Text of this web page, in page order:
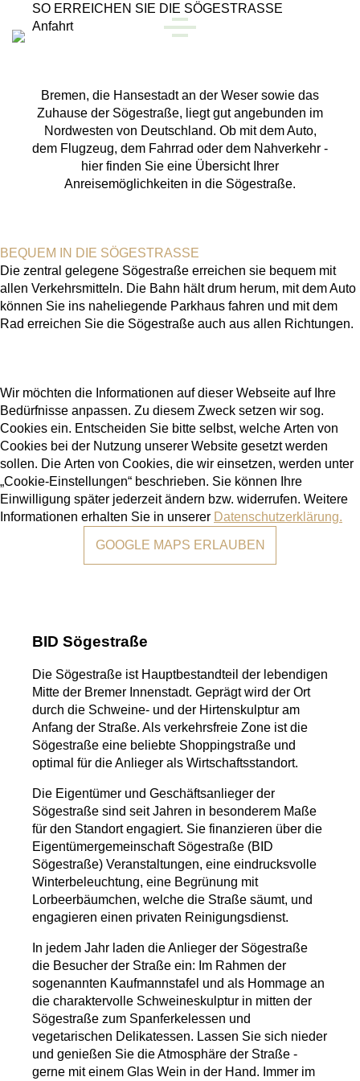
Skip to main content
MENU
SO ERREICHEN SIE DIE SÖGESTRASSE
Anfahrt
Bremen, die Hansestadt an der Weser sowie das
Zuhause der Sögestraße, liegt gut angebunden im
Nordwesten von Deutschland. Ob mit dem Auto,
dem Flugzeug, dem Fahrrad oder dem Nahverkehr -
hier finden Sie eine Übersicht Ihrer
Anreisemöglichkeiten in die Sögestraße.
BEQUEM IN DIE SÖGESTRASSE
Die zentral gelegene Sögestraße erreichen sie bequem mit
allen Verkehrsmitteln. Die Bahn hält drum herum, mit dem Auto
können Sie ins naheliegende Parkhaus fahren und mit dem
Rad erreichen Sie die Sögestraße auch aus allen Richtungen.
Wir möchten die Informationen auf dieser Webseite auf Ihre
Bedürfnisse anpassen. Zu diesem Zweck setzen wir sog.
Cookies ein. Entscheiden Sie bitte selbst, welche Arten von
Cookies bei der Nutzung unserer Website gesetzt werden
sollen. Die Arten von Cookies, die wir einsetzen, werden unter
„Cookie-Einstellungen“ beschrieben. Sie können Ihre
Einwilligung später jederzeit ändern bzw. widerrufen. Weitere
Informationen erhalten Sie in unserer Datenschutzerklärung.
GOOGLE MAPS ERLAUBEN
BID Sögestraße
Die Sögestraße ist Hauptbestandteil der lebendigen
Mitte der Bremer Innenstadt. Geprägt wird der Ort
durch die Schweine- und der Hirtenskulptur am
Anfang der Straße. Als verkehrsfreie Zone ist die
Sögestraße eine beliebte Shoppingstraße und
optimal für die Anlieger als Wirtschaftsstandort.
Die Eigentümer und Geschäftsanlieger der
Sögestraße sind seit Jahren in besonderem Maße
für den Standort engagiert. Sie finanzieren über die
Eigentümergemeinschaft Sögestraße (BID
Sögestraße) Veranstaltungen, eine eindrucksvolle
Winterbeleuchtung, eine Begrünung mit
Lorbeerbäumchen, welche die Straße säumt, und
engagieren einen privaten Reinigungsdienst.
In jedem Jahr laden die Anlieger der Sögestraße
die Besucher der Straße ein: Im Rahmen der
sogenannten Kaufmannstafel und als Hommage an
die charaktervolle Schweineskulptur in mitten der
Sögestraße zum Spanferkelessen und
vegetarischen Delikatessen. Lassen Sie sich nieder
und genießen Sie die Atmosphäre der Straße -
gerne mit einem Glas Wein in der Hand. Immer im